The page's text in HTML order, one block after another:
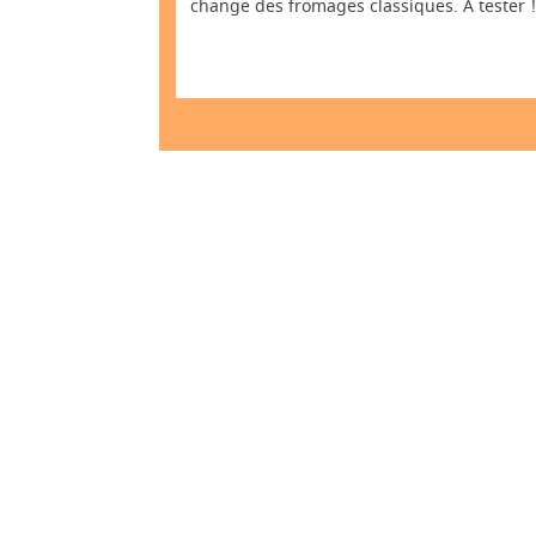
change des fromages classiques. A tester !